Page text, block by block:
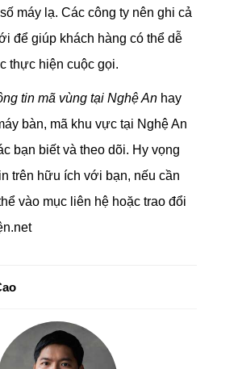
máy lạ. Các công ty nên ghi cả
để giúp khách hàng có thể dễ
thực hiện cuộc gọi.
tin mã vùng tại Nghệ Anhay
bàn, mã khu vực tại Nghệ An
bạn biết và theo dõi. Hy vọng
trên hữu ích với bạn, nếu cần
vào mục liên hệ hoặc trao đổi